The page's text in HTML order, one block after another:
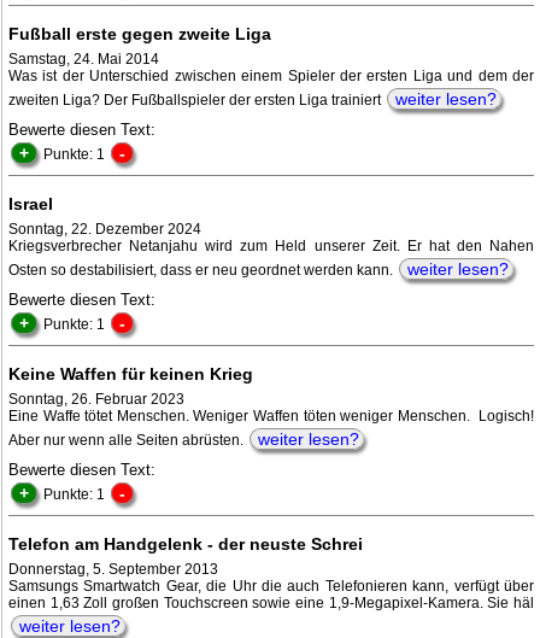
Fußball erste gegen zweite Liga
Samstag, 24. Mai 2014
Was ist der Unterschied zwischen einem Spieler der ersten Liga und dem der
zweiten Liga? Der Fußballspieler der ersten Liga trainiert
weiter lesen?
Bewerte diesen Text:
+ Punkte: 1 -
Israel
Sonntag, 22. Dezember 2024
Kriegsverbrecher Netanjahu wird zum Held unserer Zeit. Er hat den Nahen
Osten so destabilisiert, dass er neu geordnet werden kann.
weiter lesen?
Bewerte diesen Text:
+ Punkte: 1 -
Keine Waffen für keinen Krieg
Sonntag, 26. Februar 2023
Eine Waffe tötet Menschen. Weniger Waffen töten weniger Menschen. Logisch!
Aber nur wenn alle Seiten abrüsten.
weiter lesen?
Bewerte diesen Text:
+ Punkte: 1 -
Telefon am Handgelenk - der neuste Schrei
Donnerstag, 5. September 2013
Samsungs Smartwatch Gear, die Uhr die auch Telefonieren kann, verfügt über
einen 1,63 Zoll großen Touchscreen sowie eine 1,9-Megapixel-Kamera. Sie häl
weiter lesen?